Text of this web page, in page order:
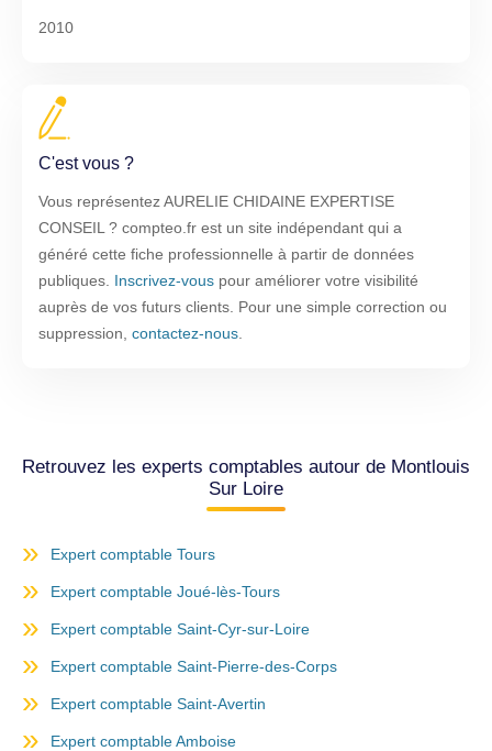
2010
C'est vous ?
Vous représentez AURELIE CHIDAINE EXPERTISE
CONSEIL ? compteo.fr est un site indépendant qui a
généré cette fiche professionnelle à partir de données
publiques. Inscrivez-vous pour améliorer votre visibilité
auprès de vos futurs clients. Pour une simple correction ou
suppression, contactez-nous
Retrouvez les experts comptables autour de Montlouis
Sur Loire
Expert comptable Tours
Expert comptable Joué-lès-Tours
Expert comptable Saint-Cyr-sur-Loire
Expert comptable Saint-Pierre-des-Corps
Expert comptable Saint-Avertin
Expert comptable Amboise